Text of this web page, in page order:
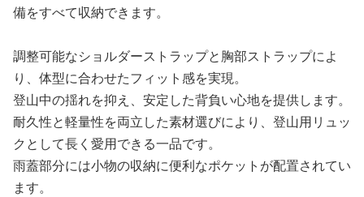
備をすべて収納できます。
調整可能なショルダーストラップと胸部ストラップによ
り、体型に合わせたフィット感を実現。
登山中の揺れを抑え、安定した背負い心地を提供します。
耐久性と軽量性を両立した素材選びにより、登山用リュッ
クとして長く愛用できる一品です。
雨蓋部分には小物の収納に便利なポケットが配置されてい
ます。